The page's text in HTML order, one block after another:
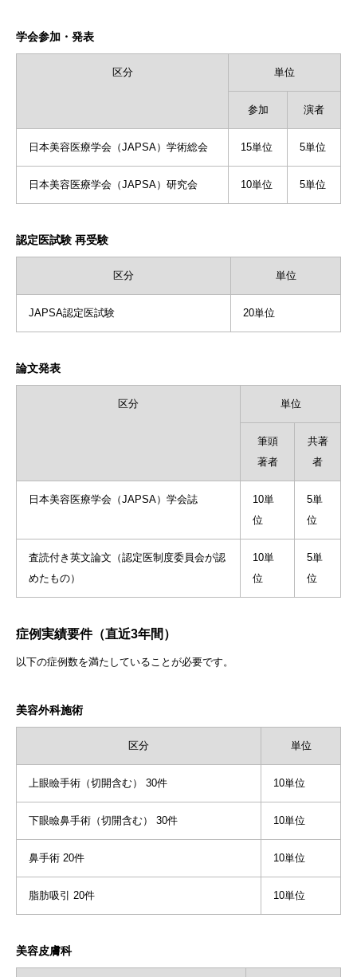
学会参加・発表
区分 単位
参加 演者
日本美容医療学会（JAPSA）学術総会 15単位 5単位
日本美容医療学会（JAPSA）研究会 10単位 5単位
認定医試験 再受験
区分 単位
JAPSA認定医試験 20単位
論文発表
区分 単位
筆頭
著者
共著
者
日本美容医療学会（JAPSA）学会誌
10単
位
5単
位
査読付き英文論文（認定医制度委員会が認
めたもの）
10単
位
5単
位
症例実績要件（直近3年間）
以下の症例数を満たしていることが必要です。
美容外科施術
区分 単位
上眼瞼手術（切開含む） 30件 10単位
下眼瞼鼻手術（切開含む） 30件 10単位
鼻手術 20件 10単位
脂肪吸引 20件 10単位
美容皮膚科